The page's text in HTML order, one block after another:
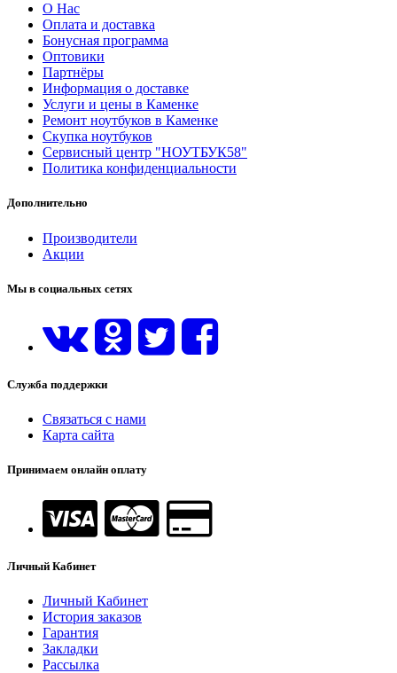
О Нас
Оплата и доставка
Бонусная программа
Оптовики
Партнёры
Информация о доставке
Услуги и цены в Каменке
Ремонт ноутбуков в Каменке
Скупка ноутбуков
Сервисный центр "НОУТБУК58"
Политика конфиденциальности
Дополнительно
Производители
Акции
Мы в социальных сетях
Служба поддержки
Связаться с нами
Карта сайта
Принимаем онлайн оплату
Личный Кабинет
Личный Кабинет
История заказов
Гарантия
Закладки
Рассылка